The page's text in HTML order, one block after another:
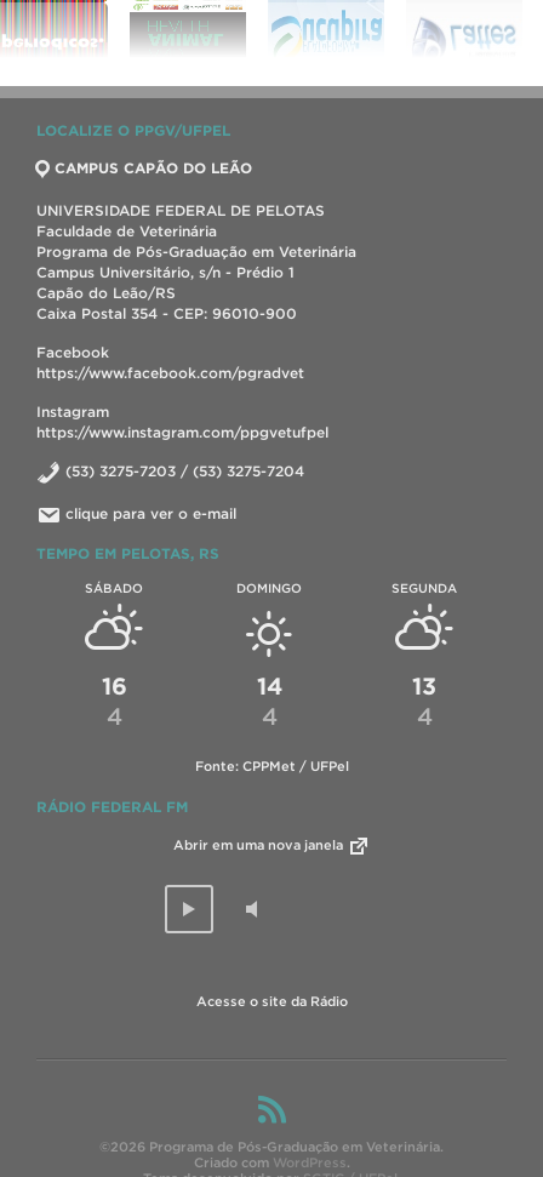
LOCALIZE O PPGV/UFPEL
CAMPUS CAPÃO DO LEÃO
UNIVERSIDADE FEDERAL DE PELOTAS
Faculdade de Veterinária
Programa de Pós-Graduação em Veterinária
Campus Universitário, s/n - Prédio 1
Capão do Leão/RS
Caixa Postal 354 - CEP: 96010-900
Facebook
https://www.facebook.com/pgradvet
Instagram
https://www.instagram.com/ppgvetufpel
(53) 3275-7203 / (53) 3275-7204
clique para ver o e-mail
TEMPO EM PELOTAS, RS
SÁBADO
16
4
DOMINGO
14
4
SEGUNDA
13
4
Fonte: CPPMet / UFPel
RÁDIO FEDERAL FM
Abrir em uma nova janela
Acesse o site da Rádio
©2026 Programa de Pós-Graduação em Veterinária.
Criado com WordPress.